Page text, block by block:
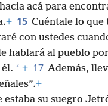
acá para
+ 15 Cuéntale lo que
con ustedes
hablará al pueblo
* + 17 Además,
+
estaba su suegro